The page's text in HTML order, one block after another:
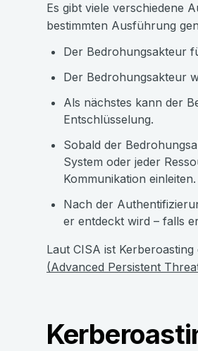
Es gibt viele verschiedene
bestimmten Ausführung
Der Bedrohungsakteur
Der Bedrohungsakteur
Als nächstes kann der
Entschlüsselung.
Sobald der
System oder jeder
Kommunikation einleiten.
Nach der
er entdeckt wird – falls
Laut CISA ist
(Advanced Persistent